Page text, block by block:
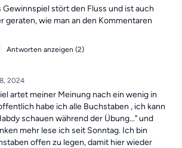
falls du mal einen Tag verpasst, denn die
unabhängig voneinander. In der
Einheiten.
Gewinnspiel stört den Fluss und ist auch
geraten, wie man an den Kommentaren
Antworten anzeigen (2)
2024
artet meiner Meinung nach ein wenig in
habe ich alle Buchstaben , ich kann
schauen während der Übung..." und
mehr lese ich seit Sonntag. Ich bin
offen zu legen, damit hier wieder